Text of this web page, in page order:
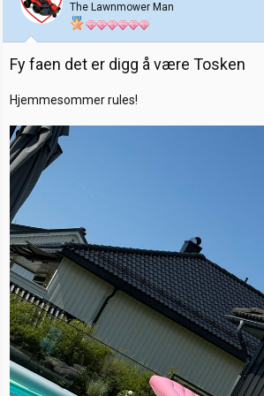
n
e
r
The Lawnmower Man
Fy faen det er digg å være Tosken
Hjemmesommer rules!